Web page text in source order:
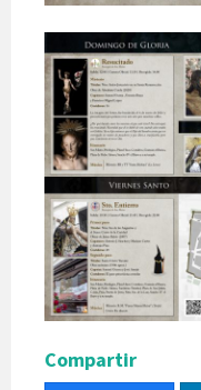
Compartir